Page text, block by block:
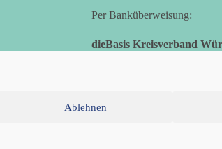
Ablehnen
Per Banküberweisung:
dieBasis Kreisverband